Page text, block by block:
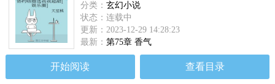
分类： 玄幻小说
状态：连载中
更新：2023-12-29 14:28:23
最新： 第75章 香气
开始阅读 查看目录